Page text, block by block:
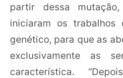
partir dessa
iniciaram os trabalhos
genético, para que as
exclusivamente as
característica.